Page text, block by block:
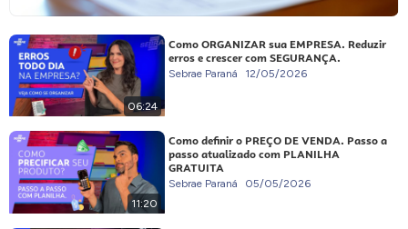
06:24
Como ORGANIZAR sua EMPRESA. Reduzir
erros e crescer com SEGURANÇA.
Sebrae Paraná 12/05/2026
11:20
Como definir o PREÇO DE VENDA. Passo a
passo atualizado com PLANILHA
GRATUITA
Sebrae Paraná 05/05/2026